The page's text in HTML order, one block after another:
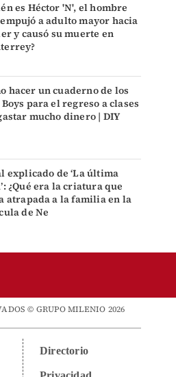
es Héctor 'N', el hombre
a adulto mayor hacia
y causó su muerte en
hacer un cuaderno de los
Boys para el regreso a clases
mucho dinero | DIY
explicado de ‘La última
¿Qué era la criatura que
atrapada a la familia en la
de Ne
© GRUPO MILENIO 2026
Directorio